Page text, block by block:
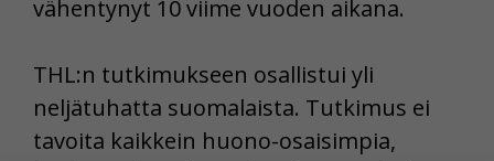
vähentynyt 10 viime vuoden aikana.
THL:n tutkimukseen osallistui yli
neljätuhatta suomalaista. Tutkimus ei
tavoita kaikkein huono-osaisimpia,